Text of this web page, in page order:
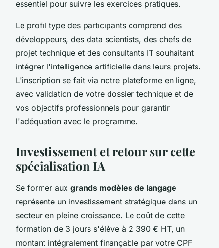
essentiel pour suivre les exercices pratiques.
Le profil type des participants comprend des
développeurs, des data scientists, des chefs de
projet technique et des consultants IT souhaitant
intégrer l'intelligence artificielle dans leurs projets.
L'inscription se fait via notre plateforme en ligne,
avec validation de votre dossier technique et de
vos objectifs professionnels pour garantir
l'adéquation avec le programme.
Investissement et retour sur cette
spécialisation IA
Se former aux grands modèles de langage
représente un investissement stratégique dans un
secteur en pleine croissance. Le coût de cette
formation de 3 jours s'élève à 2 390 € HT, un
montant intégralement finançable par votre CPF